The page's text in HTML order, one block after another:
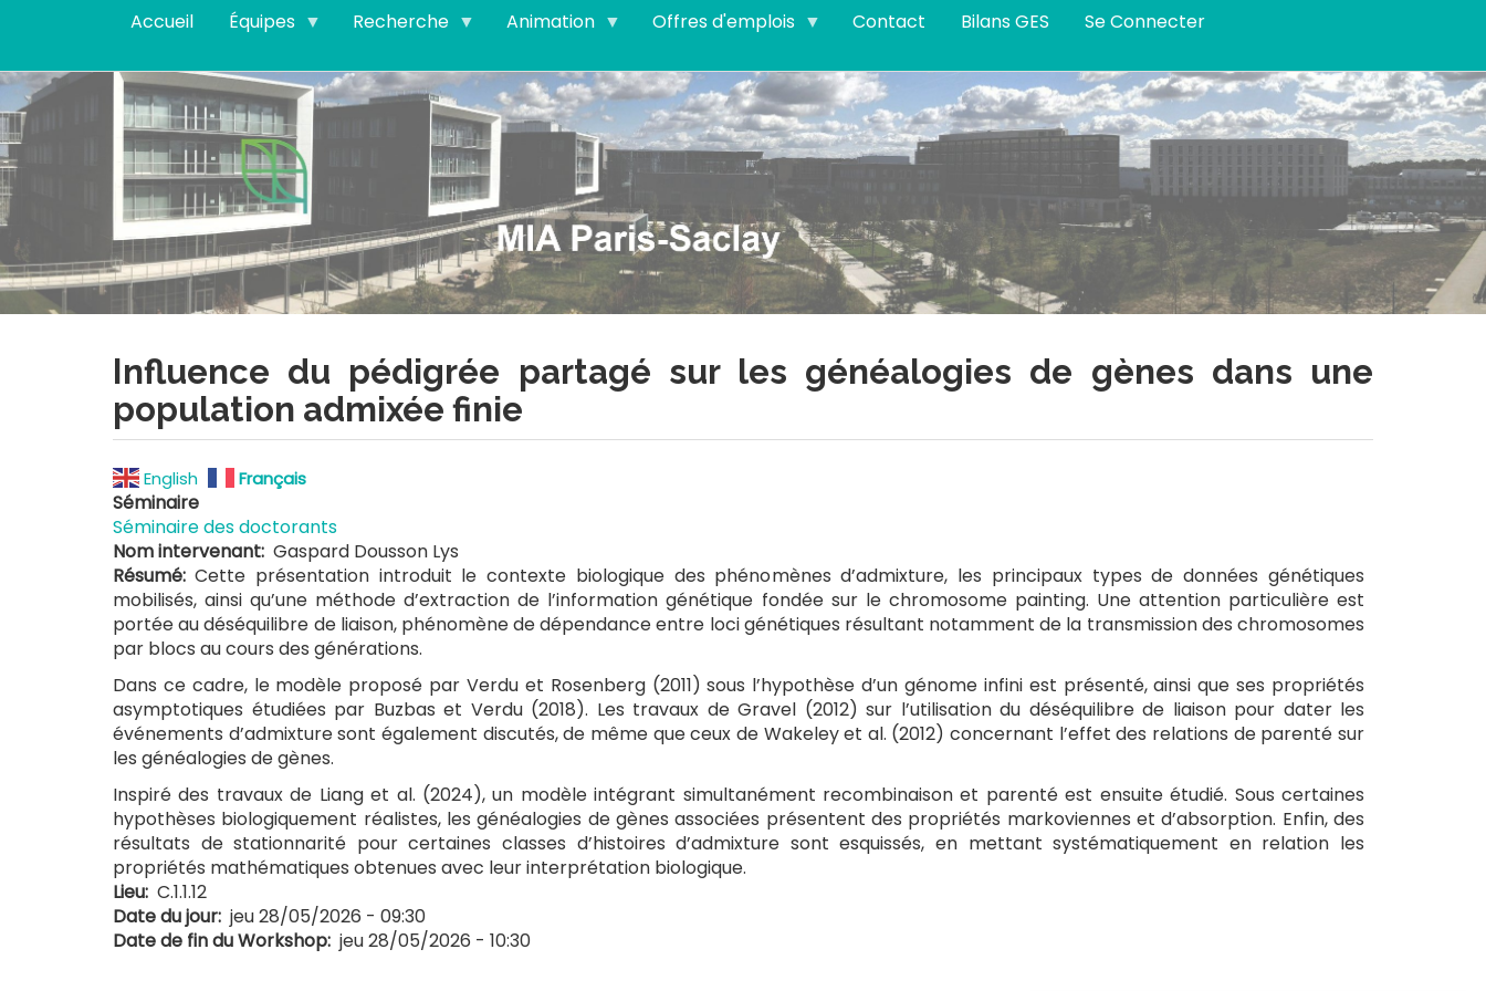
principal
Accueil Équipes Recherche Animation Offres d'emplois Contact Bilans GES Se Connecter
Influence du pédigrée partagé sur les généalogies de gènes dans une
population admixée finie
English Français
Séminaire
Séminaire des doctorants
Nom intervenant Gaspard Dousson Lys
Résumé Cette présentation introduit le contexte biologique des phénomènes d’admixture, les principaux types de données génétiques
mobilisés, ainsi qu’une méthode d’extraction de l’information génétique fondée sur le chromosome painting. Une attention particulière est
portée au déséquilibre de liaison, phénomène de dépendance entre loci génétiques résultant notamment de la transmission des chromosomes
par blocs au cours des générations.
Dans ce cadre, le modèle proposé par Verdu et Rosenberg (2011) sous l’hypothèse d’un génome infini est présenté, ainsi que ses propriétés
asymptotiques étudiées par Buzbas et Verdu (2018). Les travaux de Gravel (2012) sur l’utilisation du déséquilibre de liaison pour dater les
événements d’admixture sont également discutés, de même que ceux de Wakeley et al. (2012) concernant l’effet des relations de parenté sur
les généalogies de gènes.
Inspiré des travaux de Liang et al. (2024), un modèle intégrant simultanément recombinaison et parenté est ensuite étudié. Sous certaines
hypothèses biologiquement réalistes, les généalogies de gènes associées présentent des propriétés markoviennes et d’absorption. Enfin, des
résultats de stationnarité pour certaines classes d’histoires d’admixture sont esquissés, en mettant systématiquement en relation les
propriétés mathématiques obtenues avec leur interprétation biologique.
Lieu C.1.1.12
Date du jour jeu 28/05/2026 - 09:30
Date de fin du Workshop jeu 28/05/2026 - 10:30